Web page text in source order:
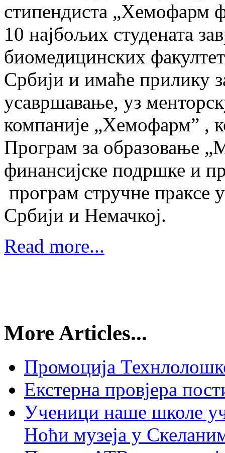
стипендиста „Хемофарм
10 најбољих студената
биомедицинских
Србији и имаће прилику
усавршавање, уз
компаније „Хемофарм” ,
Програм за образовање
финансијске подршке и
програм стручне праксе
Србији и Немачкој.
Read more...
More Articles...
Промоција
Екстерна провјера
Ученици наше школе
Ноћи музеја у